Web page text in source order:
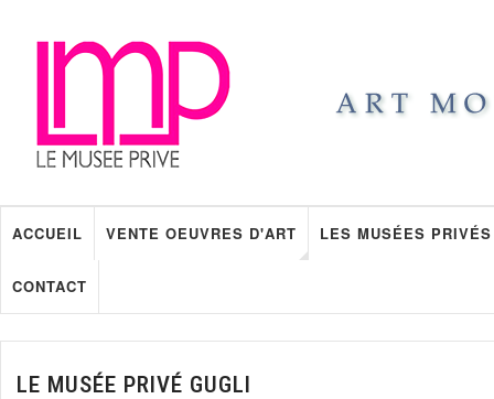
ACCUEIL VENTE OEUVRES D'ART LES MUSÉES PRIVÉS
CONTACT
LE MUSÉE PRIVÉ GUGLI